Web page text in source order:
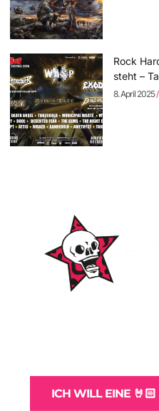
Rock
steht –
8. April 2025
ICH WILL EINE 🤘🏻